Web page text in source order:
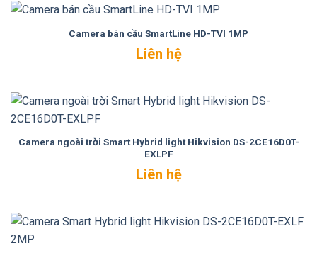
Camera bán cầu SmartLine HD-TVI 1MP
Liên hệ
Camera ngoài trời Smart Hybrid light Hikvision DS-2CE16D0T-
EXLPF
Liên hệ